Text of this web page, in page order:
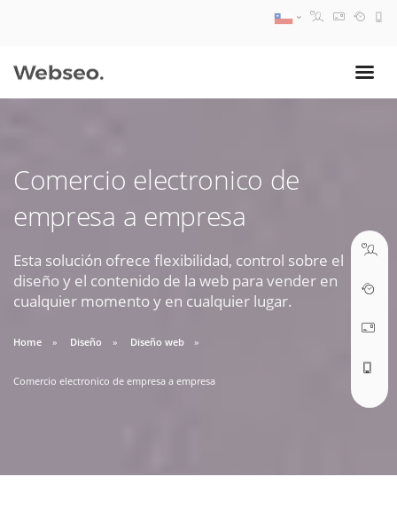
Comercio electronico de
empresa a empresa
Esta solución ofrece flexibilidad, control sobre el
diseño y el contenido de la web para vender en
cualquier momento y en cualquier lugar.
Home Diseño Diseño web
Comercio electronico de empresa a empresa
09:30 AM A 18:30 PM
soporte@webseo.cl
ABRIR TICKET